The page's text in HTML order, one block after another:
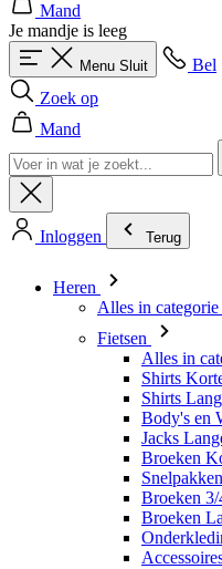
Mand
Je mandje is leeg
Menu Sluit
Bel
Zoek op
Mand
Inloggen Terug
Heren
Alles in categorie
Fietsen
Alles in
Shirts
Shirts
Body's en
Jacks
Broeken
Snelpakken
Broeken 3/
Broeken